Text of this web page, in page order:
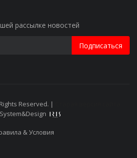
рассылке новостей
Подписаться
Reserved. |
System&Design
& Условия